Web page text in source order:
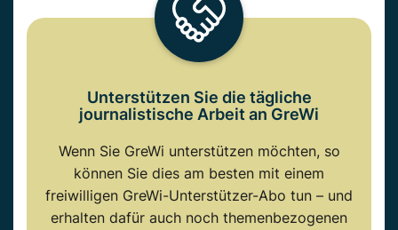
Unterstützen Sie die tägliche
journalistische Arbeit an GreWi
Wenn Sie GreWi unterstützen möchten, so
können Sie dies am besten mit einem
freiwilligen GreWi-Unterstützer-Abo tun – und
erhalten dafür auch noch themenbezogenen